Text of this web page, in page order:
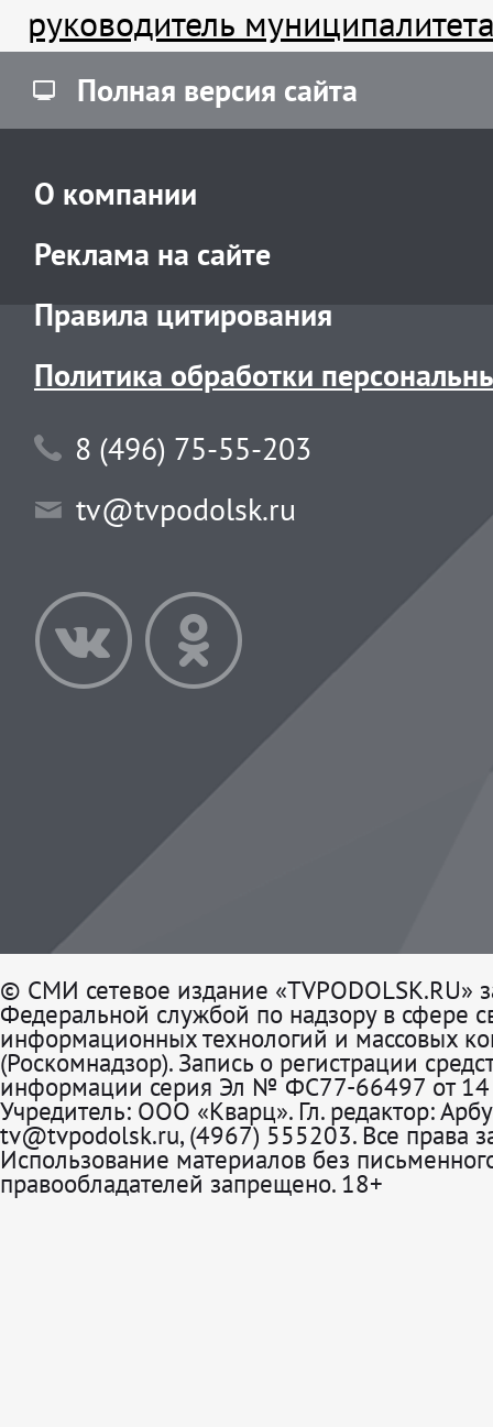
руководитель
Полная версия сайта
О компании
Реклама на сайте
Правила цитирования
Политика обработки
8 (496) 75-55-203
tv@tvpodolsk.ru
© СМИ сетевое издание «TVPODOLSK.RU»
Федеральной службой по надзору в сфере
информационных технологий и массовых
(Роскомнадзор). Запись о регистрации
информации серия Эл № ФС77-66497 от 14
Учредитель: ООО «Кварц». Гл. редактор:
tv@tvpodolsk.ru, (4967) 555203. Все права
Использование материалов без
правообладателей запрещено. 18+